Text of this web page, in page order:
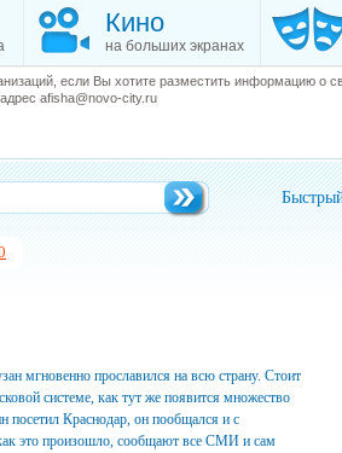
Кино
на больших экранах
если Вы хотите разместить информацию о
afisha@novo-city.ru
мгновенно прославился на всю страну. Стоит
системе, как тут же появится множество
посетил Краснодар, он пообщался и с
как это произошло, сообщают все СМИ и сам